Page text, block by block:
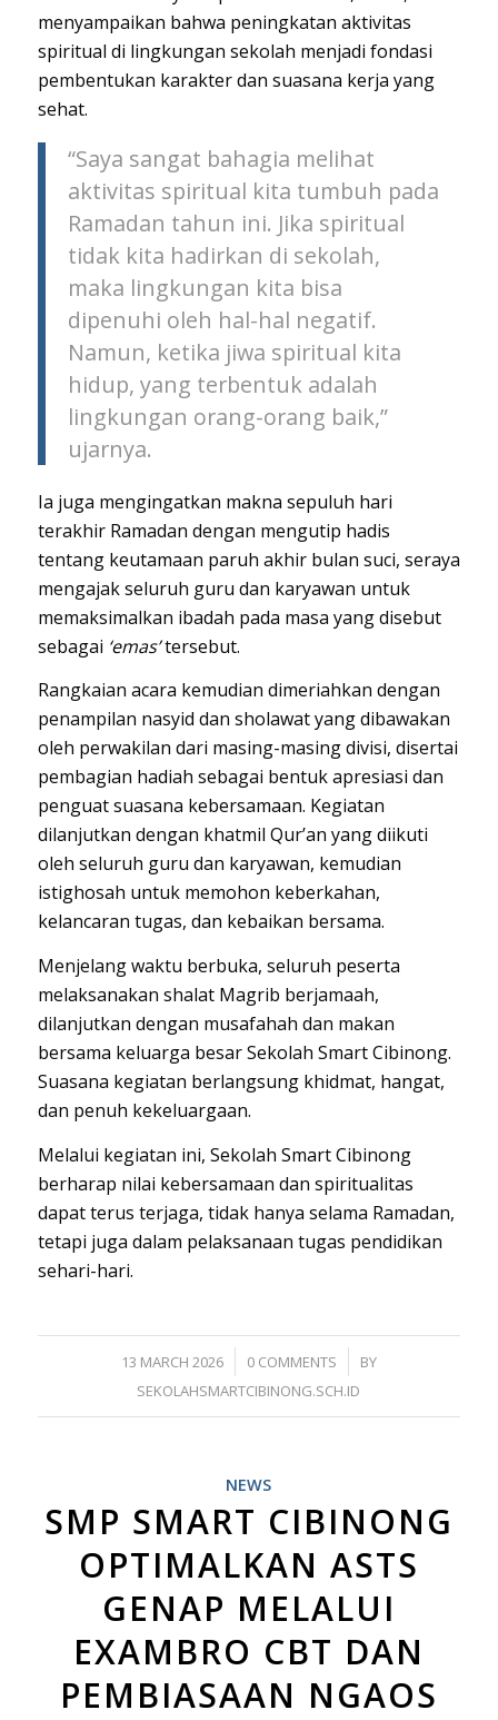
menyampaikan bahwa peningkatan aktivitas
spiritual di lingkungan sekolah menjadi fondasi
pembentukan karakter dan suasana kerja yang
sehat.
“Saya sangat bahagia melihat
aktivitas spiritual kita tumbuh pada
Ramadan tahun ini. Jika spiritual
tidak kita hadirkan di sekolah,
maka lingkungan kita bisa
dipenuhi oleh hal-hal negatif.
Namun, ketika jiwa spiritual kita
hidup, yang terbentuk adalah
lingkungan orang-orang baik,”
ujarnya.
Ia juga mengingatkan makna sepuluh hari
terakhir Ramadan dengan mengutip hadis
tentang keutamaan paruh akhir bulan suci, seraya
mengajak seluruh guru dan karyawan untuk
memaksimalkan ibadah pada masa yang disebut
sebagai ‘emas’tersebut.
Rangkaian acara kemudian dimeriahkan dengan
penampilan nasyid dan sholawat yang dibawakan
oleh perwakilan dari masing-masing divisi, disertai
pembagian hadiah sebagai bentuk apresiasi dan
penguat suasana kebersamaan. Kegiatan
dilanjutkan dengan khatmil Qur’an yang diikuti
oleh seluruh guru dan karyawan, kemudian
istighosah untuk memohon keberkahan,
kelancaran tugas, dan kebaikan bersama.
Menjelang waktu berbuka, seluruh peserta
melaksanakan shalat Magrib berjamaah,
dilanjutkan dengan musafahah dan makan
bersama keluarga besar Sekolah Smart Cibinong.
Suasana kegiatan berlangsung khidmat, hangat,
dan penuh kekeluargaan.
Melalui kegiatan ini, Sekolah Smart Cibinong
berharap nilai kebersamaan dan spiritualitas
dapat terus terjaga, tidak hanya selama Ramadan,
tetapi juga dalam pelaksanaan tugas pendidikan
sehari-hari.
13 MARCH 2026
/ 0 COMMENTS
/
BY
SEKOLAHSMARTCIBINONG.SCH.ID
NEWS
SMP SMART CIBINONG
OPTIMALKAN ASTS
GENAP MELALUI
EXAMBRO CBT DAN
PEMBIASAAN NGAOS